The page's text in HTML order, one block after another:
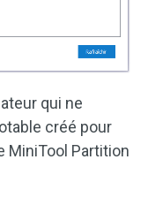
qui ne
créé pour
MiniTool Partition